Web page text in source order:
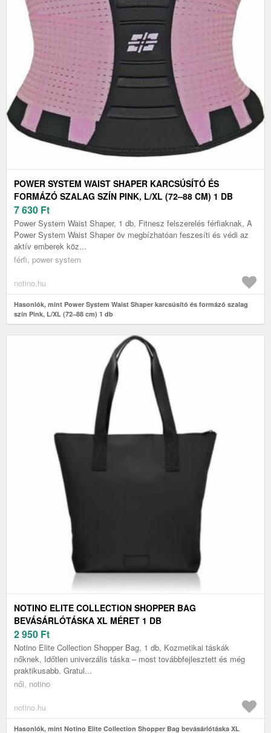
POWER SYSTEM WAIST SHAPER KARCSÚSÍTÓ ÉS
FORMÁZÓ SZALAG SZÍN PINK, L/XL (72–88 CM) 1 DB
7 630 Ft
Power System Waist Shaper, 1 db, Fitnesz felszerelés férfiaknak, A
Power System Waist Shaper öv megbízhatóan feszesíti és védi az
aktív emberek köz...
férfi, power system
notino.hu
Hasonlók, mint Power System Waist Shaper karcsúsító és formázó szalag
szín Pink, L/XL (72–88 cm) 1 db
NOTINO ELITE COLLECTION SHOPPER BAG
BEVÁSÁRLÓTÁSKA XL MÉRET 1 DB
2 950 Ft
Notino Elite Collection Shopper Bag, 1 db, Kozmetikai táskák
nőknek, Időtlen univerzális táska – most továbbfejlesztett és még
praktikusabb. Gratul...
női, notino
notino.hu
Hasonlók, mint Notino Elite Collection Shopper Bag bevásárlótáska XL